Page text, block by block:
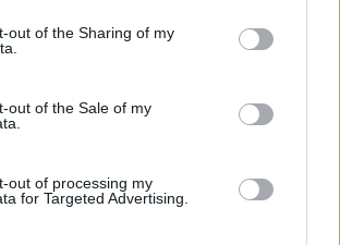
visit or usage behaviour. You may click to
to Google and its third-party tags to
below specified purposes in below Google
out of the Sharing of my
out of the Sale of my
out of processing my
for Targeted Advertising.
Όσο συνεχίζονται οι
7 ΑΥΓΟΎΣΤΟΥ 2026